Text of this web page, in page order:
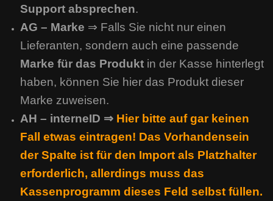
Support absprechen.
AG – Marke ⇒ Falls Sie nicht nur einen
Lieferanten, sondern auch eine passende
Marke für das Produkt in der Kasse hinterlegt
haben, können Sie hier das Produkt dieser
Marke zuweisen.
AH – interneID ⇒ Hier bitte auf gar keinen
Fall etwas eintragen! Das Vorhandensein
der Spalte ist für den Import als Platzhalter
erforderlich, allerdings muss das
Kassenprogramm dieses Feld selbst füllen.